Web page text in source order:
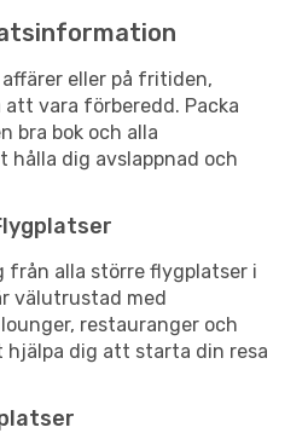
eller på fritiden,
att vara förberedd. Packa
bra bok och alla
dig avslappnad och
från alla större flygplatser i
välutrustad med
restauranger och
dig att starta din resa